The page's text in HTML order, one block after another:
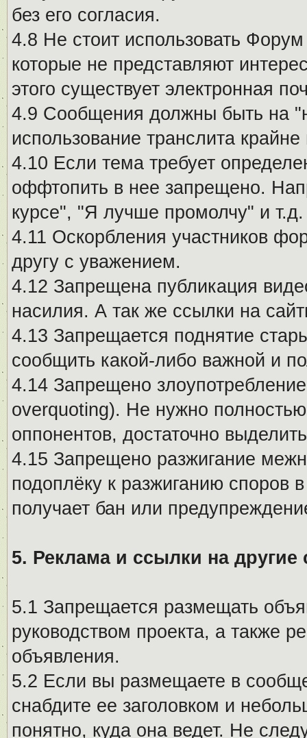
без его согласия.
4.8 Не стоит использовать
которые не представляют
этого существует электронная
4.9 Сообщения должны быть на
использование транслита
4.10 Если тема требует
оффтопить в нее запрещено.
курсе", "Я лучше промолчу" и
4.11 Оскорбления участников
другу с уважением.
4.12 Запрещена публикация
насилия. А так же ссылки на
4.13 Запрещается поднятие
сообщить какой-либо важной и
4.14 Запрещено
overquoting). Не нужно
оппонентов, достаточно
4.15 Запрещено разжигание
подоплёку к разжиганию споров
получает бан или
5. Реклама и ссылки на другие
5.1 Запрещается размещать
руководством проекта, а также
объявления.
5.2 Если вы размещаете в
снабдите ее заголовком и
понятно, куда она ведет. Не